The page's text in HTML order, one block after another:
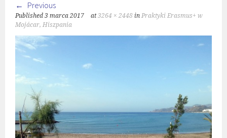
Previous
Published3 marca 2017 at3264 × 2448 inPraktyki Erasmus+ w
Mojácar, Hiszpania